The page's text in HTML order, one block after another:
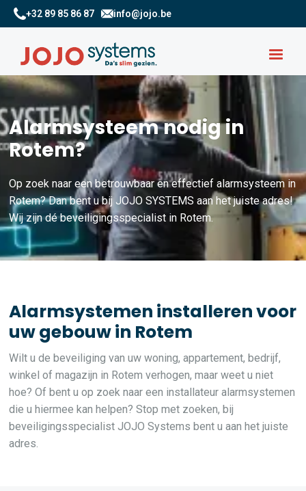
+32 89 85 86 87 info@jojo.be
Alarmsysteem nodig in
Rotem?
Op zoek naar een betrouwbaar en effectief alarmsysteem in
Rotem? Dan bent u bij JOJO SYSTEMS aan het juiste adres!
Wij zijn dé beveiligingsspecialist in Rotem.
Alarmsystemen installeren voor
uw gebouw in Rotem
Wilt u de beveiliging van uw woning, appartement, bedrijf,
winkel of magazijn in Rotem verhogen, maar weet u niet
hoe? Of bent u op zoek naar een installateur alarmsystemen
die u hiermee kan helpen? Stop met zoeken, bij
beveiligingsspecialist JOJO Systems bent u aan het juiste
adres.